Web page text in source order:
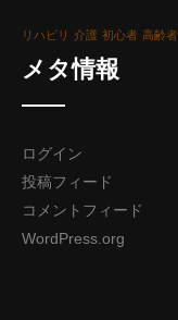
リハビリ 介護 初心者 高齢者
メタ情報
ログイン
投稿フィード
コメントフィード
WordPress.org